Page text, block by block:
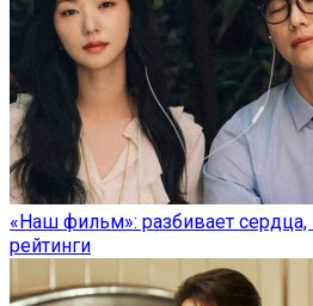
«Наш фильм»: разбивает сердца,
рейтинги